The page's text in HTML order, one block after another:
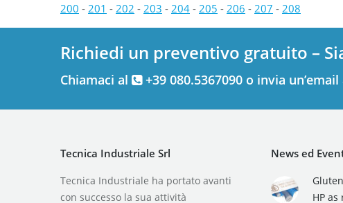
200 - 201 - 202 - 203 - 204 - 205 - 206 - 207 - 208
Richiedi un preventivo gratuito –
Chiamaci al +39 080.5367090 o invia un’email
Tecnica Industriale Srl
Tecnica Industriale ha portato avanti
con successo la sua attività
News ed
HP